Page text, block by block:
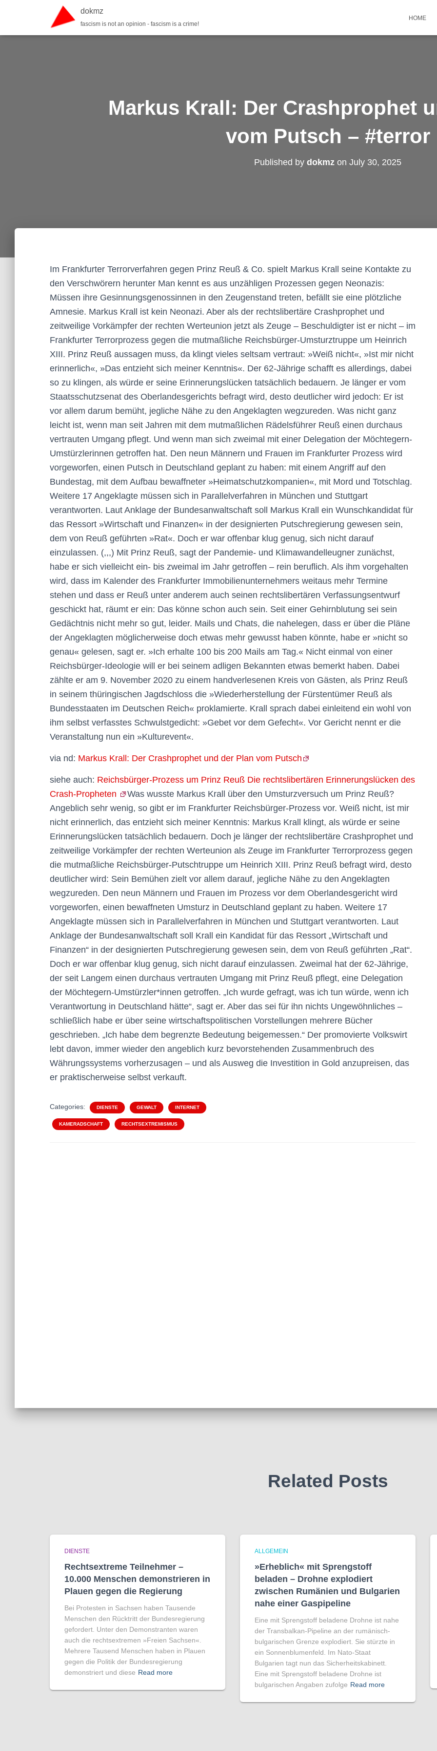
dokmz
fascism is not an opinion - fascism is a crime!
HOME
Markus Krall: Der Crashprophet
vom Putsch – #terror
Published by dokmz on July 30, 2025
Im Frankfurter Terrorverfahren gegen Prinz Reuß & Co. spielt Markus Krall seine Kontakte zu
den Verschwörern herunter Man kennt es aus unzähligen Prozessen gegen Neonazis:
Müssen ihre Gesinnungsgenossinnen in den Zeugenstand treten, befällt sie eine plötzliche
Amnesie. Markus Krall ist kein Neonazi. Aber als der rechtslibertäre Crashprophet und
zeitweilige Vorkämpfer der rechten Werteunion jetzt als Zeuge – Beschuldigter ist er nicht – im
Frankfurter Terrorprozess gegen die mutmaßliche Reichsbürger-Umsturztruppe um Heinrich
XIII. Prinz Reuß aussagen muss, da klingt vieles seltsam vertraut: »Weiß nicht«, »Ist mir nicht
erinnerlich«, »Das entzieht sich meiner Kenntnis«. Der 62-Jährige schafft es allerdings, dabei
so zu klingen, als würde er seine Erinnerungslücken tatsächlich bedauern. Je länger er vom
Staatsschutzsenat des Oberlandesgerichts befragt wird, desto deutlicher wird jedoch: Er ist
vor allem darum bemüht, jegliche Nähe zu den Angeklagten wegzureden. Was nicht ganz
leicht ist, wenn man seit Jahren mit dem mutmaßlichen Rädelsführer Reuß einen durchaus
vertrauten Umgang pflegt. Und wenn man sich zweimal mit einer Delegation der Möchtegern-
Umstürzlerinnen getroffen hat. Den neun Männern und Frauen im Frankfurter Prozess wird
vorgeworfen, einen Putsch in Deutschland geplant zu haben: mit einem Angriff auf den
Bundestag, mit dem Aufbau bewaffneter »Heimatschutzkompanien«, mit Mord und Totschlag.
Weitere 17 Angeklagte müssen sich in Parallelverfahren in München und Stuttgart
verantworten. Laut Anklage der Bundesanwaltschaft soll Markus Krall ein Wunschkandidat für
das Ressort »Wirtschaft und Finanzen« in der designierten Putschregierung gewesen sein,
dem von Reuß geführten »Rat«. Doch er war offenbar klug genug, sich nicht darauf
einzulassen. (,,,) Mit Prinz Reuß, sagt der Pandemie- und Klimawandelleugner zunächst,
habe er sich vielleicht ein- bis zweimal im Jahr getroffen – rein beruflich. Als ihm vorgehalten
wird, dass im Kalender des Frankfurter Immobilienunternehmers weitaus mehr Termine
stehen und dass er Reuß unter anderem auch seinen rechtslibertären Verfassungsentwurf
geschickt hat, räumt er ein: Das könne schon auch sein. Seit einer Gehirnblutung sei sein
Gedächtnis nicht mehr so gut, leider. Mails und Chats, die nahelegen, dass er über die Pläne
der Angeklagten möglicherweise doch etwas mehr gewusst haben könnte, habe er »nicht so
genau« gelesen, sagt er. »Ich erhalte 100 bis 200 Mails am Tag.« Nicht einmal von einer
Reichsbürger-Ideologie will er bei seinem adligen Bekannten etwas bemerkt haben. Dabei
zählte er am 9. November 2020 zu einem handverlesenen Kreis von Gästen, als Prinz Reuß
in seinem thüringischen Jagdschloss die »Wiederherstellung der Fürstentümer Reuß als
Bundesstaaten im Deutschen Reich« proklamierte. Krall sprach dabei einleitend ein wohl von
ihm selbst verfasstes Schwulstgedicht: »Gebet vor dem Gefecht«. Vor Gericht nennt er die
Veranstaltung nun ein »Kulturevent«.
via nd: Markus Krall: Der Crashprophet und der Plan vom Putsch
siehe auch: Reichsbürger-Prozess um Prinz Reuß Die rechtslibertären Erinnerungs­lücken des
Crash-Propheten
Was wusste Markus Krall über den Umsturzversuch um Prinz Reuß?
Angeblich sehr wenig, so gibt er im Frankfurter Reichsbürger-Prozess vor. Weiß nicht, ist mir
nicht erinnerlich, das entzieht sich meiner Kenntnis: Markus Krall klingt, als würde er seine
Erinnerungslücken tatsächlich bedauern. Doch je länger der rechtslibertäre Crashprophet und
zeitweilige Vorkämpfer der rechten Werteunion als Zeuge im Frankfurter Terrorprozess gegen
die mutmaßliche Reichsbürger-Putschtruppe um Heinrich XIII. Prinz Reuß befragt wird, desto
deutlicher wird: Sein Bemühen zielt vor allem darauf, jegliche Nähe zu den Angeklagten
wegzureden. Den neun Männern und Frauen im Prozess vor dem Oberlandesgericht wird
vorgeworfen, einen bewaffneten Umsturz in Deutschland geplant zu haben. Weitere 17
Angeklagte müssen sich in Parallelverfahren in München und Stuttgart verantworten. Laut
Anklage der Bundesanwaltschaft soll Krall ein Kandidat für das Ressort „Wirtschaft und
Finanzen“ in der designierten Putschregierung gewesen sein, dem von Reuß geführten „Rat“.
Doch er war offenbar klug genug, sich nicht darauf einzulassen. Zweimal hat der 62-Jährige,
der seit Langem einen durchaus vertrauten Umgang mit Prinz Reuß pflegt, eine Delegation
der Möchtegern-Umstürzler*innen getroffen. „Ich wurde gefragt, was ich tun würde, wenn ich
Verantwortung in Deutschland hätte“, sagt er. Aber das sei für ihn nichts Ungewöhnliches –
schließlich habe er über seine wirtschaftspolitischen Vorstellungen mehrere Bücher
geschrieben. „Ich habe dem begrenzte Bedeutung beigemessen.“ Der promovierte Volkswirt
lebt davon, immer wieder den angeblich kurz bevorstehenden Zusammenbruch des
Währungssystems vorherzusagen – und als Ausweg die Investition in Gold anzupreisen, das
er praktischerweise selbst verkauft.
Categories: DIENSTE GEWALT INTERNET
KAMERADSCHAFT RECHTSEXTREMISMUS
Related Posts
DIENSTE
Rechtsextreme Teilnehmer –
10.000 Menschen demonstrieren in
Plauen gegen die Regierung
Bei Protesten in Sachsen haben Tausende
Menschen den Rücktritt der Bundesregierung
gefordert. Unter den Demonstranten waren
auch die rechtsextremen »Freien Sachsen«.
Mehrere Tausend Menschen haben in Plauen
gegen die Politik der Bundesregierung
demonstriert und diese Read more
ALLGEMEIN
»Erheblich« mit Sprengstoff
beladen – Drohne explodiert
zwischen Rumänien und Bulgarien
nahe einer Gaspipeline
Eine mit Sprengstoff beladene Drohne ist nahe
der Transbalkan-Pipeline an der rumänisch-
bulgarischen Grenze explodiert. Sie stürzte in
ein Sonnenblumenfeld. Im Nato-Staat
Bulgarien tagt nun das Sicherheitskabinett.
Eine mit Sprengstoff beladene Drohne ist
bulgarischen Angaben zufolge Read more